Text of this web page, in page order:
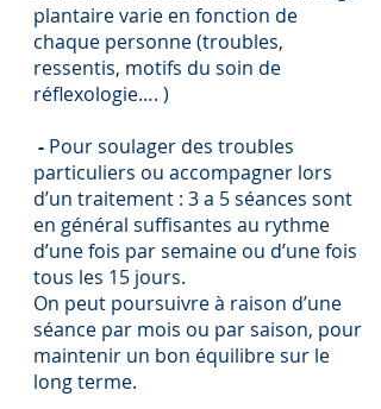
plantaire varie en fonction de
chaque personne (troubles,
ressentis, motifs du soin de
réflexologie…. )
- Pour soulager des troubles
particuliers ou accompagner lors
d’un traitement : 3 a 5 séances sont
en général suffisantes au rythme
d’une fois par semaine ou d’une fois
tous les 15 jours.
On peut poursuivre à raison d’une
séance par mois ou par saison, pour
maintenir un bon équilibre sur le
long terme.